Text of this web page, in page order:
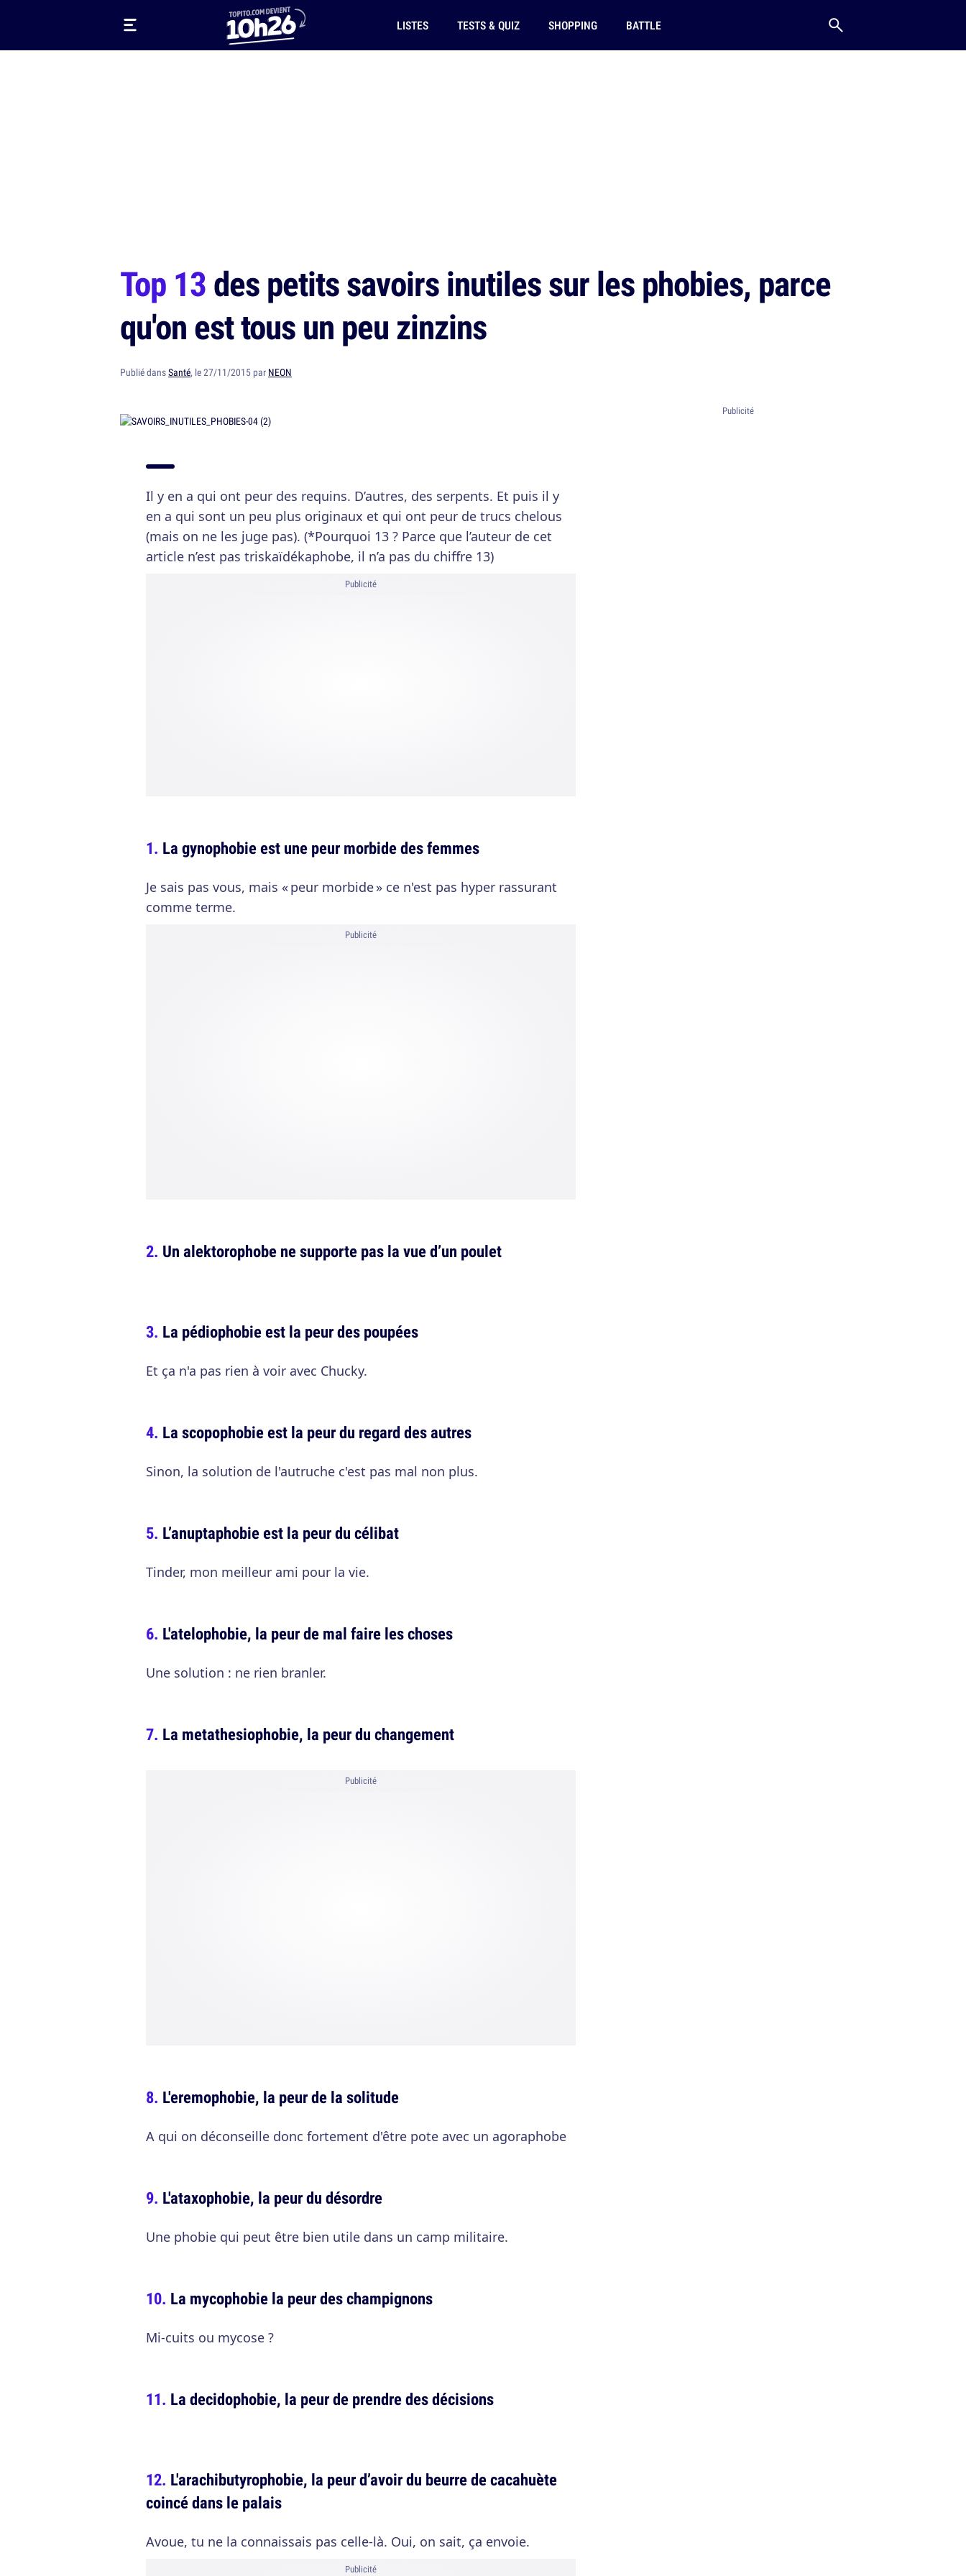
LISTES TESTS & QUIZ SHOPPING BATTLE
Top 13des petits savoirs inutiles sur les phobies, parce
qu'on est tous un peu zinzins
Publié dansSanté, le 27/11/2015 par NEON
Il y en a qui ont peur des requins. D’autres, des serpents. Et puis il y
en a qui sont un peu plus originaux et qui ont peur de trucs chelous
(mais on ne les juge pas). (*Pourquoi 13 ? Parce que l’auteur de cet
article n’est pas triskaïdékaphobe, il n’a pas du chiffre 13)
Publicité
La gynophobie est une peur morbide des femmes
Je sais pas vous, mais « peur morbide » ce n'est pas hyper rassurant
comme terme.
Publicité
Un alektorophobe ne supporte pas la vue d’un poulet
La pédiophobie est la peur des poupées
Et ça n'a pas rien à voir avec Chucky.
La scopophobie est la peur du regard des autres
Sinon, la solution de l'autruche c'est pas mal non plus.
L’anuptaphobie est la peur du célibat
Tinder, mon meilleur ami pour la vie.
L'atelophobie, la peur de mal faire les choses
Une solution : ne rien branler.
La metathesiophobie, la peur du changement
Publicité
L'eremophobie, la peur de la solitude
A qui on déconseille donc fortement d'être pote avec un agoraphobe
L'ataxophobie, la peur du désordre
Une phobie qui peut être bien utile dans un camp militaire.
La mycophobie la peur des champignons
Mi-cuits ou mycose ?
La decidophobie, la peur de prendre des décisions
L'arachibutyrophobie, la peur d’avoir du beurre de cacahuète
coincé dans le palais
Avoue, tu ne la connaissais pas celle-là. Oui, on sait, ça envoie.
Publicité